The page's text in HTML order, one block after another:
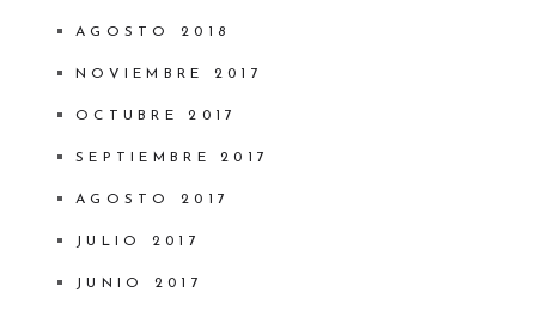
AGOSTO 2018
NOVIEMBRE 2017
OCTUBRE 2017
SEPTIEMBRE 2017
AGOSTO 2017
JULIO 2017
JUNIO 2017